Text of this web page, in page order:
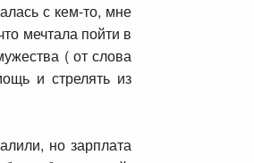
с кем-то, мне
мечтала пойти в
( от слова
и стрелять из
но зарплата